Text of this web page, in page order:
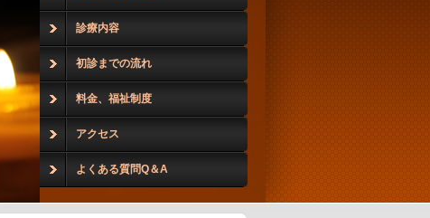
診療内容
初診までの流れ
料金、福祉制度
アクセス
よくある質問Q＆A